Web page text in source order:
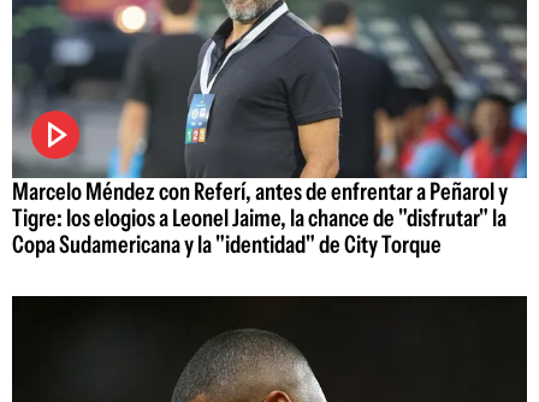
Marcelo Méndez con Referí, antes de enfrentar a Peñarol y
Tigre: los elogios a Leonel Jaime, la chance de "disfrutar" la
Copa Sudamericana y la "identidad" de City Torque